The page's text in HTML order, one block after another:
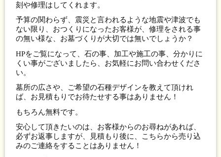
刻や修理はしてくれます。
予算の関わらず、震災と言われるような地震や津波でも
ない限り、おつくりになったお客様が、修理をされる事
の無い様な、お墓づくりが大切では無いでしょうか？
HPをご覧になって、石の事、加工や施工の事、分かりに
くい事がございましたら、お気軽にお問い合わせくださ
い。
墓所の広さや、ご希望の石種デザインを教えて頂けれ
ば、お見積もりでお待たせする事はありません！
もちろん無料です。
安心して頂きたいのは、お客様からのお尋ねがあれば、
必ずお返事しますが、見積もり後に、こちらから売り込
みのご連絡をすることはありません！